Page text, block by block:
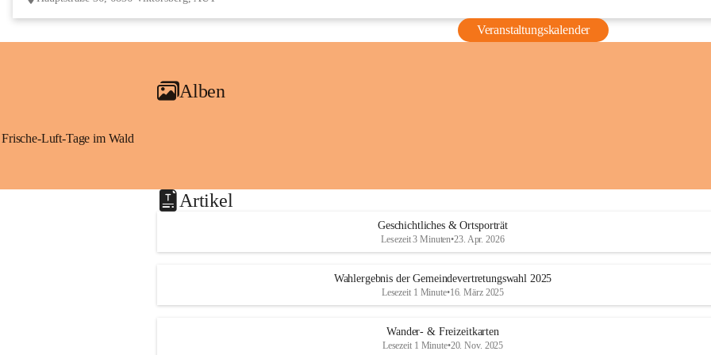
Veranstaltungskalender
Alben
Frische-Luft-Tage im Wald
Artikel
Geschichtliches & Ortsporträt
Lesezeit 3 Minuten•23. Apr. 2026
Wahlergebnis der Gemeindevertretungswahl 2025
Lesezeit 1 Minute•16. März 2025
Wander- & Freizeitkarten
Lesezeit 1 Minute•20. Nov. 2025